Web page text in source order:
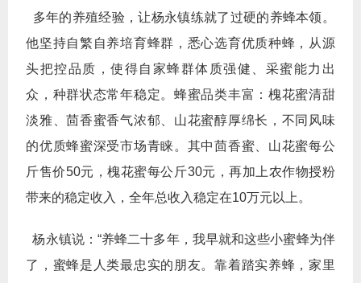
多年的养殖经验，让杨永镇练就了过硬的养蜂本领。
他坚持自繁自养培育蜂群，悉心选育优质种蜂，从源
头把控品质，使得自家蜂群体质强健、采蜜能力出
众，种群状态常年稳定。蜂蜜品类丰富：槐花蜜清甜
淡雅、茴香蜜香气浓郁、山花蜜醇厚绵长，不同风味
的优质蜂蜜深受市场青睐。其中茴香蜜、山花蜜每公
斤售价50元，槐花蜜每公斤30元，再加上农作物授粉
带来的稳定收入，全年总收入稳定在10万元以上。
杨永镇说：“养蜂二十多年，我早就和这些小蜜蜂为伴
了，蜜蜂是人类最忠实的朋友。靠着踏实养蜂，家里